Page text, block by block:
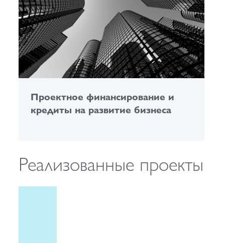
Проектное финансирование и
кредиты на развитие бизнеса
Реализованные проекты